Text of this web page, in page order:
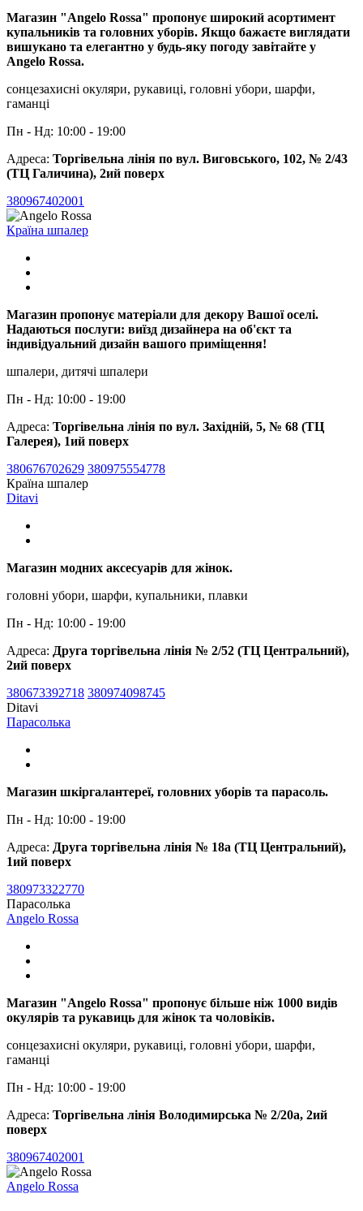
Магазин "Angelo Rossa" пропонує широкий асортимент
купальників та головних уборів. Якщо бажаєте виглядати
вишукано та елегантно у будь-яку погоду завітайте у
Angelo Rossa.
сонцезахисні окуляри, рукавиці, головні убори, шарфи,
гаманці
Пн - Нд: 10:00 - 19:00
Адреса: Торгівельна лінія по вул. Виговського, 102, № 2/43
(ТЦ Галичина), 2ий поверх
380967402001
Країна шпалер
Магазин пропонує матеріали для декору Вашої оселі.
Надаються послуги: виїзд дизайнера на об'єкт та
індивідуальний дизайн вашого приміщення!
шпалери, дитячі шпалери
Пн - Нд: 10:00 - 19:00
Адреса: Торгівельна лінія по вул. Західній, 5, № 68 (ТЦ
Галерея), 1ий поверх
380676702629 380975554778
Країна шпалер
Ditavi
Магазин модних аксесуарів для жінок.
головні убори, шарфи, купальники, плавки
Пн - Нд: 10:00 - 19:00
Адреса: Друга торгівельна лінія № 2/52 (ТЦ Центральний),
2ий поверх
380673392718 380974098745
Ditavi
Парасолька
Магазин шкіргалантереї, головних уборів та парасоль.
Пн - Нд: 10:00 - 19:00
Адреса: Друга торгівельна лінія № 18а (ТЦ Центральний),
1ий поверх
380973322770
Парасолька
Angelo Rossa
Магазин "Angelo Rossa" пропонує більше ніж 1000 видів
окулярів та рукавиць для жінок та чоловіків.
сонцезахисні окуляри, рукавиці, головні убори, шарфи,
гаманці
Пн - Нд: 10:00 - 19:00
Адреса: Торгівельна лінія Володимирська № 2/20а, 2ий
поверх
380967402001
Angelo Rossa